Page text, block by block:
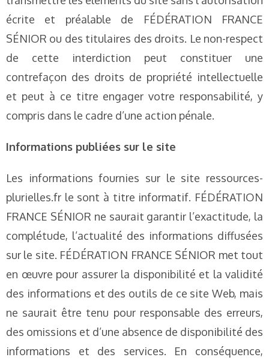
écrite et préalable de FÉDÉRATION FRANCE
SÉNIOR ou des titulaires des droits. Le non-respect
de cette interdiction peut constituer une
contrefaçon des droits de propriété intellectuelle
et peut à ce titre engager votre responsabilité, y
compris dans le cadre d’une action pénale.
Informations publiées sur le site
Les informations fournies sur le site ressources-
plurielles.fr le sont à titre informatif. FÉDÉRATION
FRANCE SÉNIOR ne saurait garantir l’exactitude, la
complétude, l’actualité des informations diffusées
sur le site. FÉDÉRATION FRANCE SÉNIOR met tout
en œuvre pour assurer la disponibilité et la validité
des informations et des outils de ce site Web, mais
ne saurait être tenu pour responsable des erreurs,
des omissions et d’une absence de disponibilité des
informations et des services. En conséquence,